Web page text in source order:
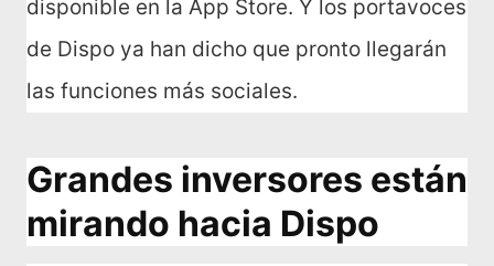
disponible en la App Store. Y los portavoces
de Dispo ya han dicho que pronto llegarán
las funciones más sociales.
Grandes inversores están
mirando hacia Dispo